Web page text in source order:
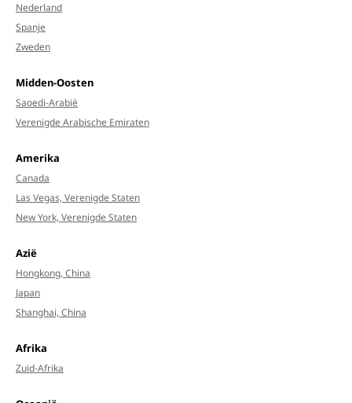
Nederland
Spanje
Zweden
Midden-Oosten
Saoedi-Arabië
Verenigde Arabische Emiraten
Amerika
Canada
Las Vegas, Verenigde Staten
New York, Verenigde Staten
Azië
Hongkong, China
Japan
Shanghai, China
Afrika
Zuid-Afrika